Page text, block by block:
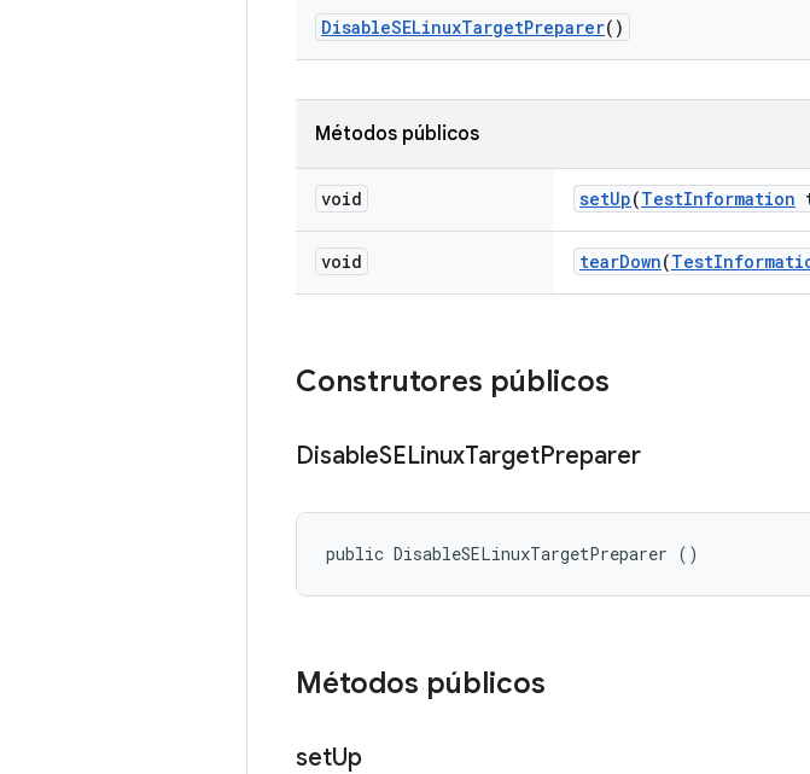
DisableSELinuxTargetPreparer()
Métodos públicos
void setUp(TestInformation
void tearDown(Test
Construtores públicos
DisableSELinuxTargetPreparer
public DisableSELinuxTargetPreparer ()
Métodos públicos
setUp